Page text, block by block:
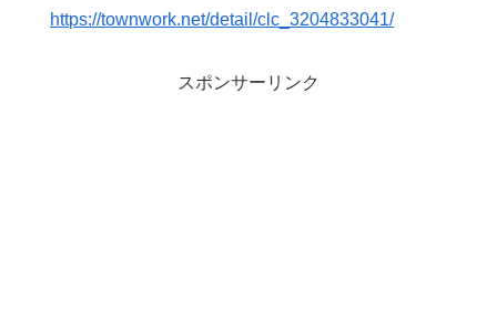
https://townwork.net/detail/clc_3204833041/
スポンサーリンク